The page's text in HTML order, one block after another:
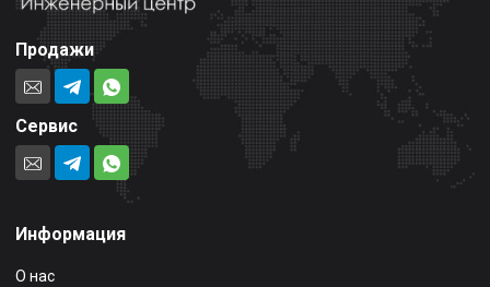
Продажи
Сервис
Информация
О нас